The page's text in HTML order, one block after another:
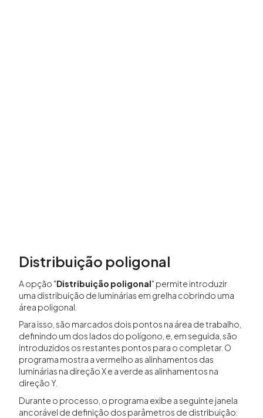
Distribuição poligonal
A opção "Distribuição poligonal" permite introduzir
uma distribuição de luminárias em grelha cobrindo uma
área poligonal.
Para isso, são marcados dois pontos na área de trabalho,
definindo um dos lados do polígono, e, em seguida, são
introduzidos os restantes pontos para o completar. O
programa mostra a vermelho as alinhamentos das
luminárias na direção X e a verde as alinhamentos na
direção Y.
Durante o processo, o programa exibe a seguinte janela
ancorável de definição dos parâmetros de distribuição: